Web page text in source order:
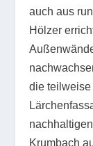
auch aus
Hölzer
die
Krumbach